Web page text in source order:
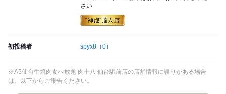
さい
初投稿者 spyx8 （0）
※A5仙台牛焼肉食べ放題 肉十八 仙台駅前店の店舗情報に誤りがある場合
は、以下からご報告ください。